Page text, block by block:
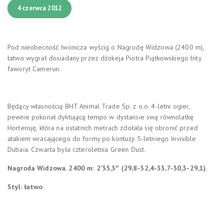
4 czerwca 2012
Pod nieobecność Iwonicza wyścig o Nagrodę Widzowa (2400 m),
łatwo wygrał dosiadany przez dżokeja Piotra Piątkowskiego bity
faworyt Camerun.
Będący własnością BHT Animal Trade Sp. z o.o. 4-letni ogier,
pewnie pokonał dyktującą tempo w dystansie swą równolatkę
Hortensję, która na ostatnich metrach zdołała się obronić przed
atakiem wracającego do formy po kontuzji 5-letniego Invisible
Dubaia. Czwarta była czteroletnia Green Dust.
Nagroda Widzowa. 2400 m: 2’35,3″ (29,8-32,4-33,7-30,3-29,1).
Styl: łatwo.